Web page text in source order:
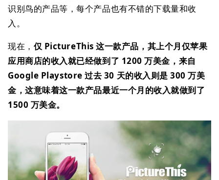
识别鸟的产品等，每个产品也有不错的下载量和收
入。
现在， 仅 PictureThis 这一款产品，其上个月仅苹果
应用商店的收入就已经做到了 1200 万美金，来自
Google Playstore 过去 30 天的收入则是 300 万美
金，这意味着这一款产品最近一个月的收入就做到了
1500 万美金。